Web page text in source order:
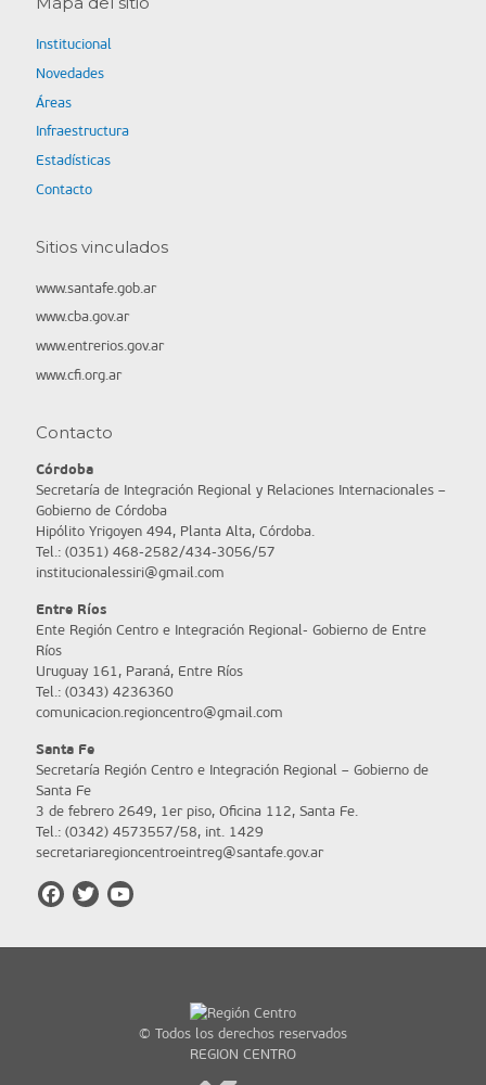
Institucional
Novedades
Áreas
Infraestructura
Estadísticas
Contacto
Sitios vinculados
www.santafe.gob.ar
www.cba.gov.ar
www.entrerios.gov.ar
www.cfi.org.ar
Contacto
Córdoba
Secretaría de Integración Regional y Relaciones Internacionales –
Gobierno de Córdoba
Hipólito Yrigoyen 494, Planta Alta, Córdoba.
Tel.: (0351) 468-2582/434-3056/57
institucionalessiri@gmail.com
Entre Ríos
Ente Región Centro e Integración Regional- Gobierno de Entre
Ríos
Uruguay 161, Paraná, Entre Ríos
Tel.: (0343) 4236360
comunicacion.regioncentro@gmail.com
Santa Fe
Secretaría Región Centro e Integración Regional – Gobierno de
Santa Fe
3 de febrero 2649, 1er piso, Oficina 112, Santa Fe.
Tel.: (0342) 4573557/58, int. 1429
secretariaregioncentroeintreg@santafe.gov.ar
© Todos los derechos reservados
REGION CENTRO